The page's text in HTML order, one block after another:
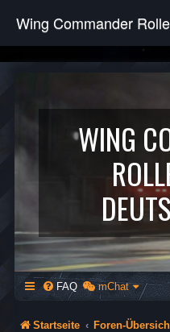
Wing Commander
WING
FAQ mChat
Startseite Foren-